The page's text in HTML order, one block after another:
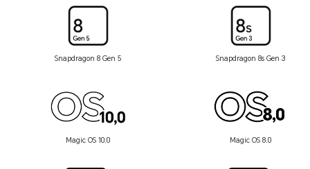
Snapdragon 8 Gen 5 Snapdragon 8s Gen 3
Magic OS 10.0 Magic OS 8.0